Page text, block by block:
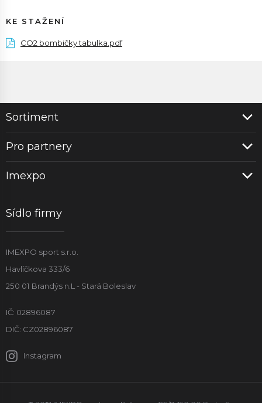
KE STAŽENÍ
CO2 bombičky tabulka.pdf
Sortiment
Pro partnery
Imexpo
Sídlo firmy
IMEXPO sport s.r.o.
Havlíčkova 333/6
250 01 Brandýs n.L - Stará Boleslav
IČ: 02896087
DIČ: CZ02896087
Instagram